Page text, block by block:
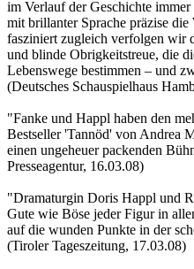
im Verlauf der Geschichte
mit brillanter Sprache präzise
fasziniert zugleich verfolgen wir
und blinde Obrigkeitstreue, die
Lebenswege bestimmen – und
(Deutsches Schauspielhaus
"Fanke und Happl haben den
Bestseller 'Tannöd' von Andrea
einen ungeheuer packenden
Presseagentur, 16.03.08)
"Dramaturgin Doris Happl und
Gute wie Böse jeder Figur in
auf die wunden Punkte in der
(Tiroler Tageszeitung, 17.03.08)